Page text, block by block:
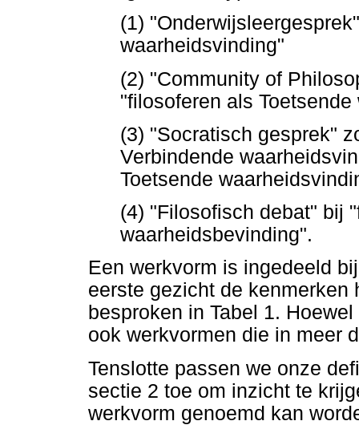
(1)
waarheidsvinding"
(2) "Community of
"filosoferen als
(3) "Socratisch gesprek"
Verbindende
Toetsende
(4) "Filosofisch debat" bij
waarheidsbevinding".
Een werkvorm is ingedeeld
eerste gezicht de kenmerken
besproken in Tabel 1.
ook werkvormen die in meer
Tenslotte passen we onze
sectie 2 toe om inzicht te
werkvorm genoemd kan